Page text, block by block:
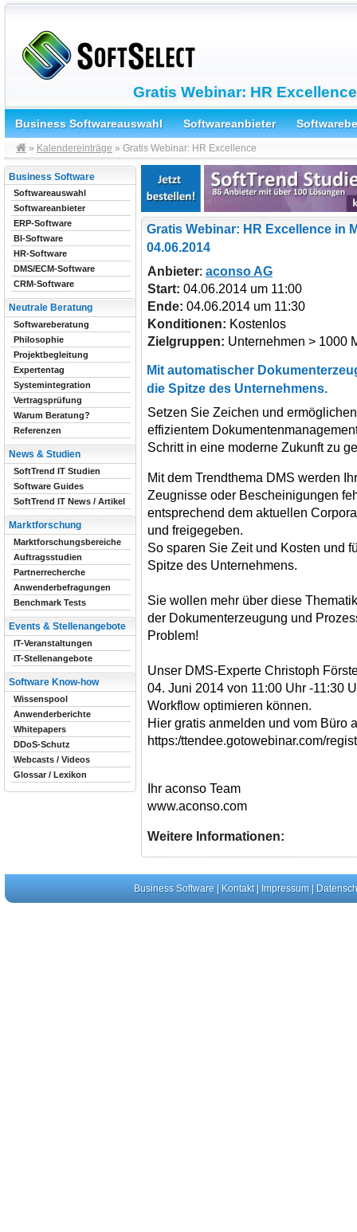
Gratis Webinar: HR Excellence
Business Softwareauswahl Softwareanbieter
» Kalendereinträge » Gratis Webinar: HR Excellence
Gratis Webinar: HR Excellence in
04.06.2014
Anbieter: aconso AG
Start: 04.06.2014 um 11:00
Ende: 04.06.2014 um 11:30
Konditionen: Kostenlos
Zielgruppen: Unternehmen > 1000
Mit automatischer
die Spitze des Unternehmens.
Setzen Sie Zeichen und
effizientem
Schritt in eine moderne Zukunft zu
Mit dem Trendthema DMS werden
Zeugnisse oder Bescheinigungen
entsprechend dem aktuellen
und freigegeben.
So sparen Sie Zeit und Kosten und
Spitze des Unternehmens.
Sie wollen mehr über diese
der Dokumenterzeugung und
Problem!
Unser DMS-Experte Christoph
04. Juni 2014 von 11:00 Uhr -11:30
Workflow optimieren können.
Hier gratis anmelden und vom Büro
https:/ttendee.gotowebinar.com/
Ihr aconso Team
www.aconso.com
Weitere Informationen:
Business Software
Softwareauswahl
Softwareanbieter
ERP-Software
BI-Software
HR-Software
DMS/ECM-Software
CRM-Software
Neutrale Beratung
Softwareberatung
Philosophie
Projektbegleitung
Expertentag
Systemintegration
Vertragsprüfung
Warum Beratung?
Referenzen
News & Studien
SoftTrend IT Studien
Software Guides
SoftTrend IT News / Artikel
Marktforschung
Marktforschungsbereiche
Auftragsstudien
Partnerrecherche
Anwenderbefragungen
Benchmark Tests
Events & Stellenangebote
IT-Veranstaltungen
IT-Stellenangebote
Software Know-how
Wissenspool
Anwenderberichte
Whitepapers
DDoS-Schutz
Webcasts / Videos
Glossar / Lexikon
Business Software| Kontakt| Impressum|